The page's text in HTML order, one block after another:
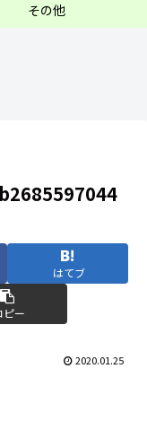
その他
はてブ
ピー
2020.01.25